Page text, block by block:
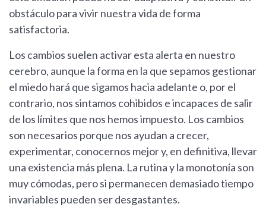
obstáculo para vivir nuestra vida de forma
satisfactoria.
Los cambios suelen activar esta alerta en nuestro
cerebro, aunque la forma en la que sepamos gestionar
el miedo hará que sigamos hacia adelante o, por el
contrario, nos sintamos cohibidos e incapaces de salir
de los límites que nos hemos impuesto. Los cambios
son necesarios porque nos ayudan a crecer,
experimentar, conocernos mejor y, en definitiva, llevar
una existencia más plena. La rutina y la monotonía son
muy cómodas, pero si permanecen demasiado tiempo
invariables pueden ser desgastantes.